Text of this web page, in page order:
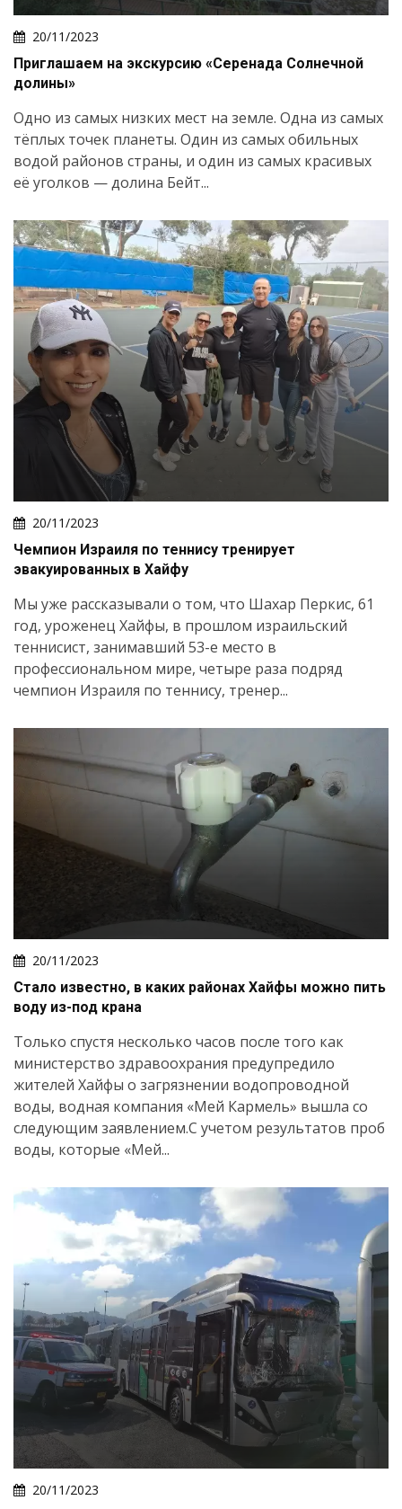
20/11/2023
Приглашаем на экскурсию «Серенада Солнечной
долины»
Одно из самых низких мест на земле. Одна из самых
тёплых точек планеты. Один из самых обильных
водой районов страны, и один из самых красивых
её уголков — долина Бейт...
20/11/2023
Чемпион Израиля по теннису тренирует
эвакуированных в Хайфу
Мы уже рассказывали о том, что Шахар Перкис, 61
год, уроженец Хайфы, в прошлом израильский
теннисист, занимавший 53-е место в
профессиональном мире, четыре раза подряд
чемпион Израиля по теннису, тренер...
20/11/2023
Стало известно, в каких районах Хайфы можно пить
воду из-под крана
Только спустя несколько часов после того как
министерство здравоохрания предупредило
жителей Хайфы о загрязнении водопроводной
воды, водная компания «Мей Кармель» вышла со
следующим заявлением.С учетом результатов проб
воды, которые «Мей...
20/11/2023